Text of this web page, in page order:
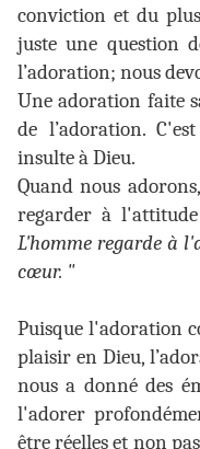
conviction et du
juste une question
l’adoration; nous
Une adoration faite
de l’adoration.
insulte à Dieu.
Quand nous
regarder à
L'homme regarde à
cœur. "
Puisque l'adoration
plaisir en Dieu,
nous a donné des
l'adorer
être réelles et non